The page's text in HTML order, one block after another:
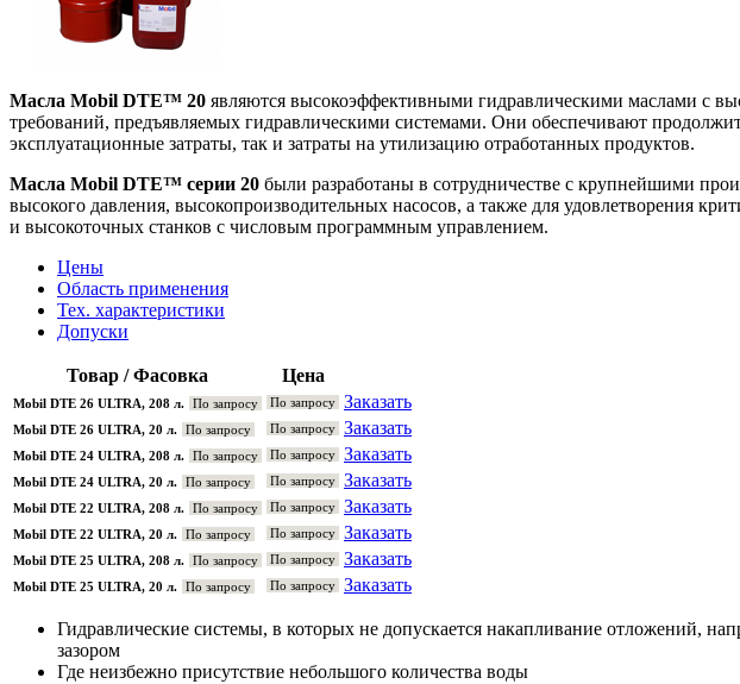
Масла Mobil DTE™ 20 являются высокоэффективными гидравлическими маслами с
требований, предъявляемых гидравлическими системами. Они обеспечивают
эксплуатационные затраты, так и затраты на утилизацию отработанных продуктов.
Масла Mobil DTE™ серии 20 были разработаны в сотрудничестве с крупнейшими
высокого давления, высокопроизводительных насосов, а также для удовлетворения
и высокоточных станков с числовым программным управлением.
Цены
Область применения
Тех. характеристики
Допуски
Товар / Фасовка Цена
Mobil DTE 26 ULTRA, 208 л. По запросу По запросу Заказать
Mobil DTE 26 ULTRA, 20 л. По запросу По запросу Заказать
Mobil DTE 24 ULTRA, 208 л. По запросу По запросу Заказать
Mobil DTE 24 ULTRA, 20 л. По запросу По запросу Заказать
Mobil DTE 22 ULTRA, 208 л. По запросу По запросу Заказать
Mobil DTE 22 ULTRA, 20 л. По запросу По запросу Заказать
Mobil DTE 25 ULTRA, 208 л. По запросу По запросу Заказать
Mobil DTE 25 ULTRA, 20 л. По запросу По запросу Заказать
Гидравлические системы, в которых не допускается накапливание отложений,
зазором
Где неизбежно присутствие небольшого количества воды